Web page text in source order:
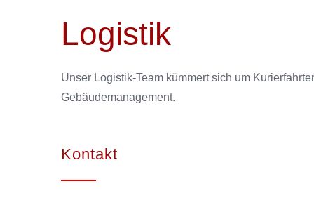
Logistik
Unser Logistik-Team kümmert sich um
Gebäudemanagement.
Kontakt